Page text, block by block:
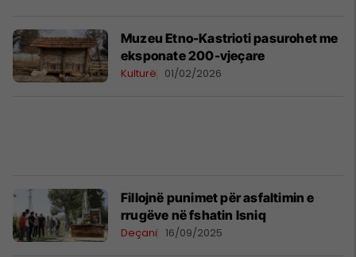
Muzeu Etno-Kastrioti pasurohet me
eksponate 200-vjeçare
Kulturë 01/02/2026
Fillojnë punimet për asfaltimin e
rrugëve në fshatin Isniq
Deçani 16/09/2025